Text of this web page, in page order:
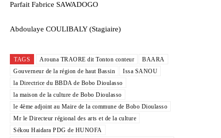
Parfait Fabrice SAWADOGO
Abdoulaye COULIBALY (Stagiaire)
TAGS Arouna TRAORE dit Tonton conteur
BAARA
Gouverneur de la région de haut Bassin
Issa SANOU
la Directrice du BBDA de Bobo Dioulasso
la maison de la culture de Bobo Dioulasso
le 4ème adjoint au Maire de la commune de Bobo Dioulasso
Mr le Directeur régional des arts et de la culture
Sékou Haidara PDG de HUNOFA